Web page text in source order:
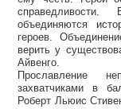
объединяются
героев.
верить у
Айвенго.
Прославление
захватчиками в
Роберт Льюис